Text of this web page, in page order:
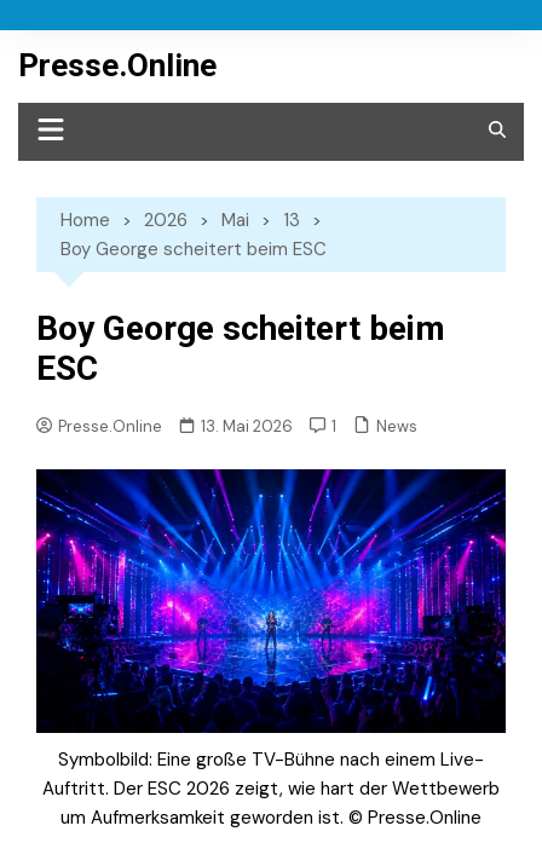
content
Presse.Online
Home 2026 Mai
13
Boy George scheitert beim ESC
Boy George scheitert beim
ESC
Presse.Online 13. Mai 2026 1 News
Symbolbild: Eine große TV-Bühne nach einem Live-
Auftritt. Der ESC 2026 zeigt, wie hart der Wettbewerb
um Aufmerksamkeit geworden ist. © Presse.Online